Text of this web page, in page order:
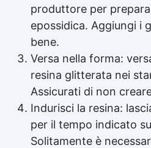
produttore per
epossidica. Aggiungi i
bene.
Versa nella forma:
resina glitterata nei
Assicurati di non
Indurisci la resina:
per il tempo indicato
Solitamente è